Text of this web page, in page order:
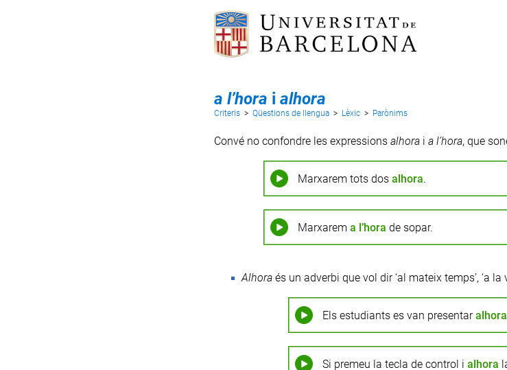
a l’hora i alhora
Criteris > Qüestions de llengua > Lèxic > Parònims
Convé no confondre les expressions alhorai a l’hora, que
Marxarem tots dos alhora.
Marxarem a l’hora de sopar.
Alhoraés un adverbi que vol dir ‘al mateix temps’, ‘a la
Els estudiants es van presentaralhora
Si premeu la tecla de control i alhora